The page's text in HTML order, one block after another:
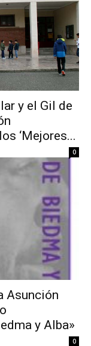
y el Gil de
‘Mejores...
0
Asunción
y Alba»
0